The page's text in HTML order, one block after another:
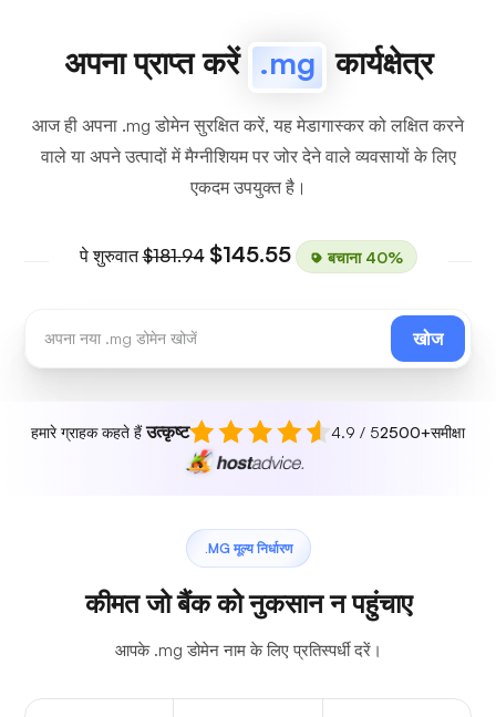
अपना प्राप्त करें .mg कार्यक्षेत्र
आज ही अपना .mg डोमेन सुरक्षित करें, यह मेडागास्कर को लक्षित करने
वाले या अपने उत्पादों में मैग्नीशियम पर जोर देने वाले व्यवसायों के लिए
एकदम उपयुक्त है।
पे शुरुवात$181.94 $145.55 बचाना 40%
खोज
हमारे ग्राहक कहते हैंउत्कृष्ट 4.9 / 52500+समीक्षा
.MG मूल्य निर्धारण
कीमत जो बैंक को नुकसान न पहुंचाए
आपके .mg डोमेन नाम के लिए प्रतिस्पर्धी दरें।